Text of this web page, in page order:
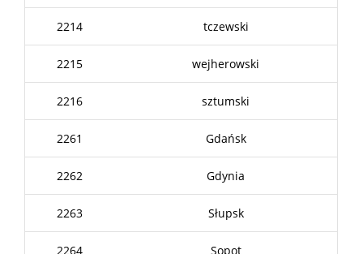
2214 tczewski
2215 wejherowski
2216 sztumski
2261 Gdańsk
2262 Gdynia
2263 Słupsk
2264 Sopot